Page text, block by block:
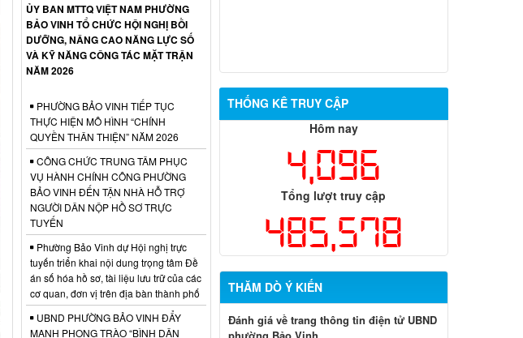
THỐNG KÊ TRUY CẬP
Hôm nay
4,096
Tổng lượt truy cập
485,578
THĂM DÒ Ý KIẾN
Đánh giá về trang thông tin điện tử UBND
ỦY BAN MTTQ VIỆT NAM PHƯỜNG
BẢO VINH TỔ CHỨC HỘI NGHỊ BỒI
DƯỠNG, NÂNG CAO NĂNG LỰC SỐ
VÀ KỸ NĂNG CÔNG TÁC MẶT TRẬN
NĂM 2026
PHƯỜNG BẢO VINH TIẾP TỤC
THỰC HIỆN MÔ HÌNH “CHÍNH
QUYỀN THÂN THIỆN” NĂM 2026
CÔNG CHỨC TRUNG TÂM PHỤC
VỤ HÀNH CHÍNH CÔNG PHƯỜNG
BẢO VINH ĐẾN TẬN NHÀ HỖ TRỢ
NGƯỜI DÂN NỘP HỒ SƠ TRỰC
TUYẾN
Phường Bảo Vinh dự Hội nghị trực
tuyến triển khai nội dung trọng tâm Đề
án số hóa hồ sơ, tài liệu lưu trữ của các
cơ quan, đơn vị trên địa bàn thành phố
UBND PHƯỜNG BẢO VINH ĐẨY
MẠNH PHONG TRÀO “BÌNH DÂN